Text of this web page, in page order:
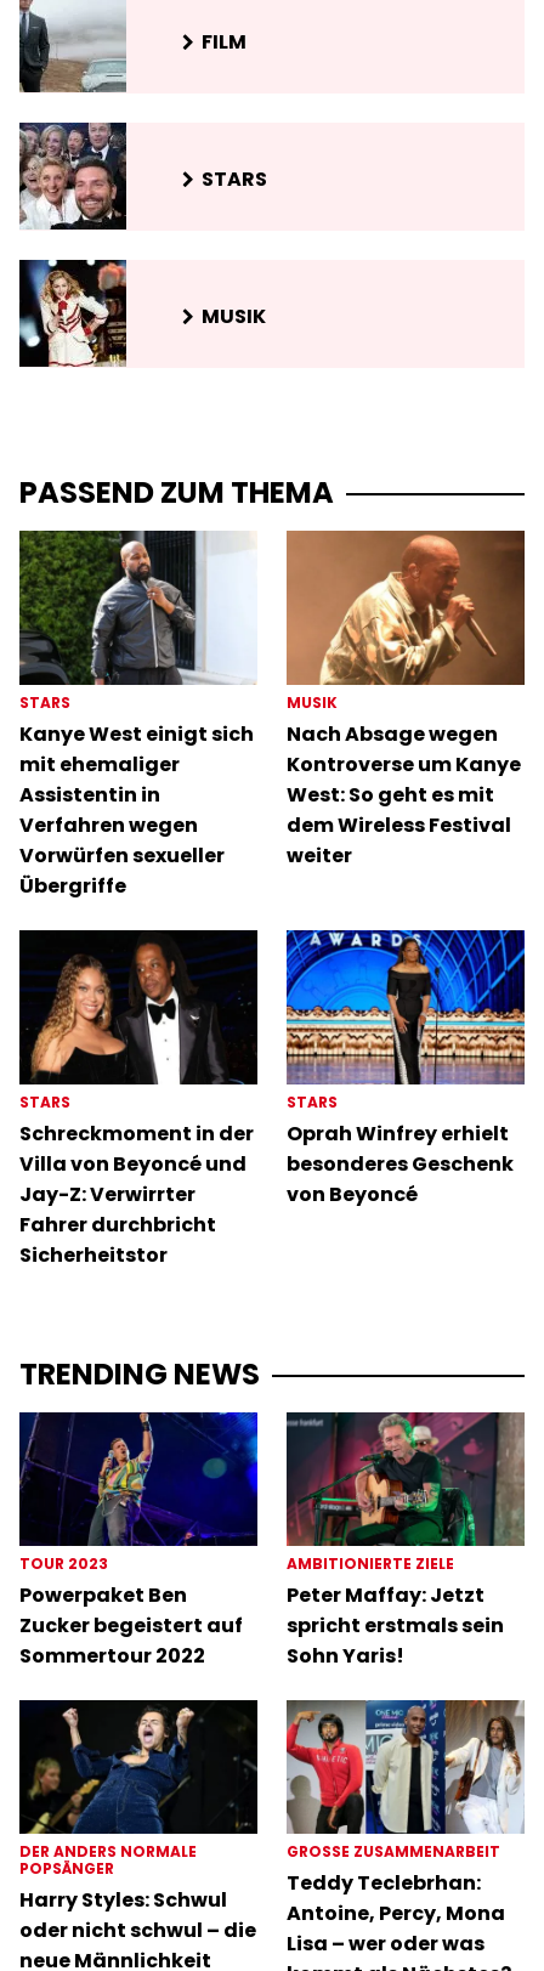
FILM
STARS
MUSIK
PASSEND ZUM THEMA
STARS
Kanye West einigt sich
mit ehemaliger
Assistentin in
Verfahren wegen
Vorwürfen sexueller
Übergriffe
MUSIK
Nach Absage wegen
Kontroverse um Kanye
West: So geht es mit
dem Wireless Festival
weiter
STARS
Schreckmoment in der
Villa von Beyoncé und
Jay-Z: Verwirrter
Fahrer durchbricht
Sicherheitstor
STARS
Oprah Winfrey erhielt
besonderes Geschenk
von Beyoncé
TRENDING NEWS
TOUR 2023
Powerpaket Ben
Zucker begeistert auf
Sommertour 2022
AMBITIONIERTE ZIELE
Peter Maffay: Jetzt
spricht erstmals sein
Sohn Yaris!
DER ANDERS NORMALE
POPSÄNGER
Harry Styles: Schwul
oder nicht schwul – die
neue Männlichkeit
GROSSE ZUSAMMENARBEIT
Teddy Teclebrhan:
Antoine, Percy, Mona
Lisa – wer oder was